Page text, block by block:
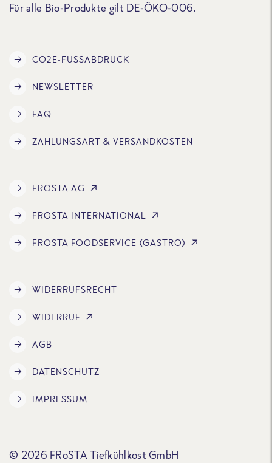
Für alle Bio-Produkte gilt DE-ÖKO-006.
CO2E-FUSSABDRUCK
NEWSLETTER
FAQ
ZAHLUNGSART & VERSANDKOSTEN
FROSTA AG
FROSTA INTERNATIONAL
FROSTA FOODSERVICE (GASTRO)
WIDERRUFSRECHT
WIDERRUF
AGB
DATENSCHUTZ
IMPRESSUM
© 2026 FRoSTA Tiefkühlkost GmbH